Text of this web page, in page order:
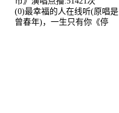
(0)最幸福的人在线听(原唱是
曾春年)，一生只有你《停